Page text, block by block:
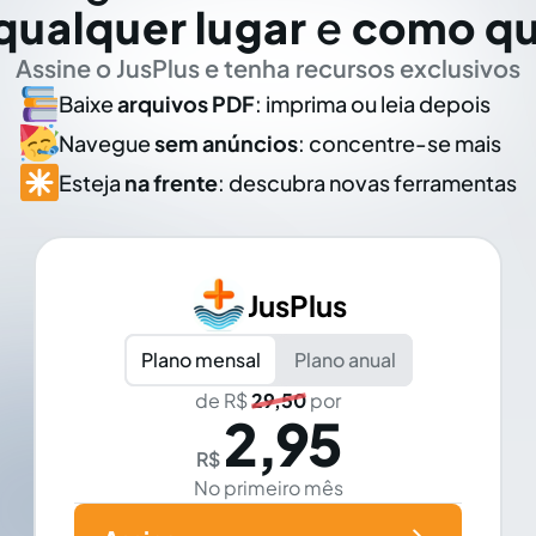
lugar e como
Assine o JusPlus e tenha recursos exclusivos
Baixearquivos PDF: imprima ou leia depois
Naveguesem anúncios: concentre-se mais
Esteja na frente: descubra novas ferramentas
JusPlus
Plano mensal
Plano anual
de R$29,50por
R$ 2,95
No primeiro mês